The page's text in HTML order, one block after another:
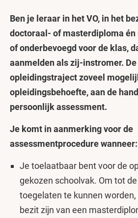
Ben je leraar in het VO, in het
doctoraal- of masterdiploma én
of onderbevoegd voor de klas,
aanmelden als zij-instromer.
opleidingstraject zoveel
opleidingsbehoefte, aan de
persoonlijk assessment.
Je komt in aanmerking voor de
assessmentprocedure wanneer:
Je toelaatbaar bent voor de
gekozen schoolvak. Om tot
toegelaten te kunnen
bezit zijn van een